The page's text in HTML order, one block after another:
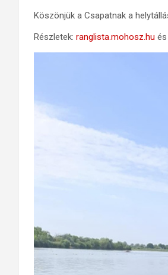
Köszönjük a Csapatnak a
Részletek: ranglista.mohosz.hu